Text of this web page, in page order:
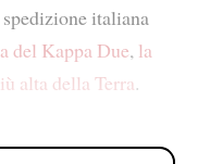
italiana
del Kappa Due, la
alta della Terra.